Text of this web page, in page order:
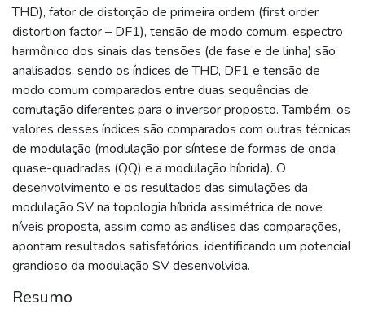
THD), fator de distorção de primeira ordem (first order
distortion factor – DF1), tensão de modo comum, espectro
harmônico dos sinais das tensões (de fase e de linha) são
analisados, sendo os índices de THD, DF1 e tensão de
modo comum comparados entre duas sequências de
comutação diferentes para o inversor proposto. Também, os
valores desses índices são comparados com outras técnicas
de modulação (modulação por síntese de formas de onda
quase-quadradas (QQ) e a modulação híbrida). O
desenvolvimento e os resultados das simulações da
modulação SV na topologia híbrida assimétrica de nove
níveis proposta, assim como as análises das comparações,
apontam resultados satisfatórios, identificando um potencial
grandioso da modulação SV desenvolvida.
Resumo